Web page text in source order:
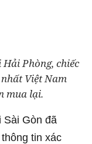
Phòng, chiếc
Việt Nam
mua lại.
Sài Gòn đã
tin xác